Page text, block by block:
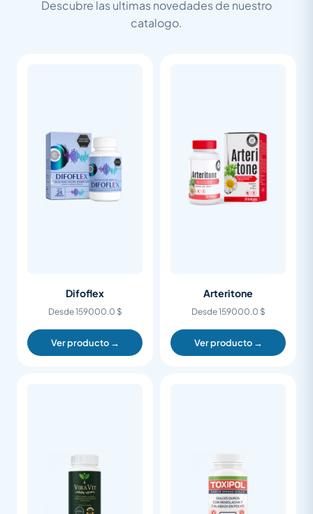
Descubre las ultimas novedades de nuestro
catalogo.
Difoflex
Desde 159000.0 $
Ver producto →
Arteritone
Desde 159000.0 $
Ver producto →